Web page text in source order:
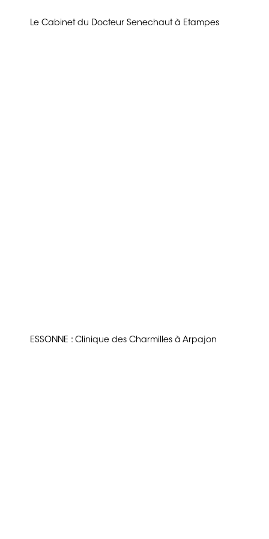
Le Cabinet du Docteur Senechaut à Etampes
ESSONNE : Clinique des Charmilles à Arpajon